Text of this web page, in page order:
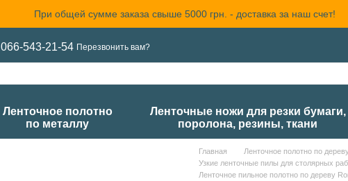
При общей сумме заказа свыше 5000 грн. - доставка за наш счет!
066-543-21-54 Перезвонить вам?
Ленточное полотно
по металлу
Ленточные ножи для резки бумаги,
поролона, резины, ткани
Главная Ленточное полотно по
Узкие ленточные пилы для столярных
Ленточное пильное полотно по дереву